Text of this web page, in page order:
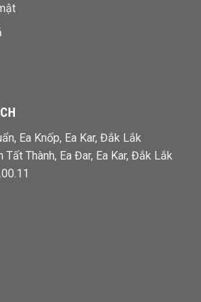
Ea Knốp, Ea Kar, Đắk Lắk
Tất Thành, Ea Đar, Ea Kar, Đắk Lắk